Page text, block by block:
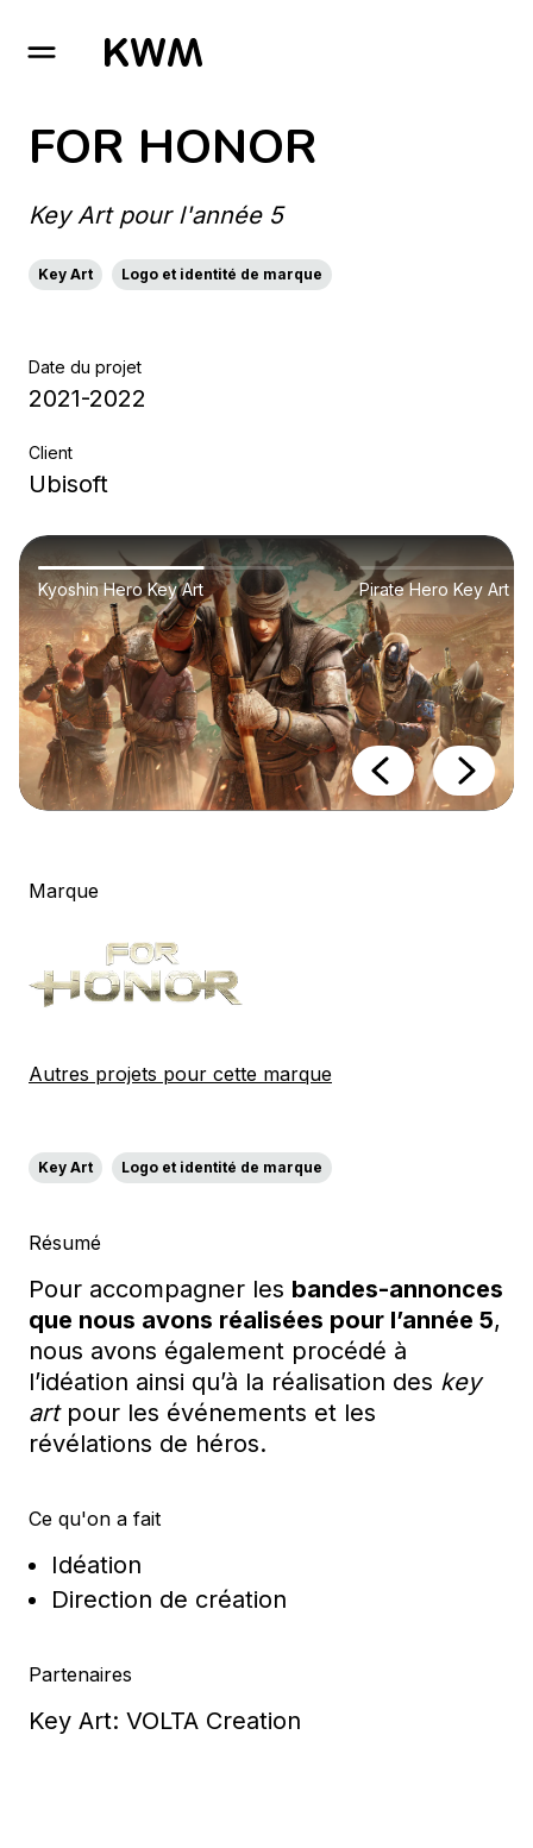
GO TO HOMEPAGE
FOR HONOR
Key Art pour l'année 5
Key Art Logo et identité de marque
Date du projet
2021-2022
Client
Ubisoft
Kyoshin Hero Key Art Pirate Hero Key Art
Marque
Autres projets pour cette marque
Key Art Logo et identité de marque
Résumé
Pour accompagner les bandes-annonces
que nous avons réalisées pour l’année 5,
nous avons également procédé à
l’idéation ainsi qu’à la réalisation des key
artpour les événements et les
révélations de héros.
Ce qu'on a fait
Idéation
Direction de création
Partenaires
Key Art: VOLTA Creation